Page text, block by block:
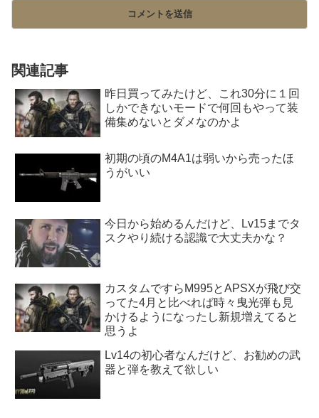
関連記事
昨日買ってみたけど、これ30分に１回
しかできないモードで何回もやって装
備集めないとダメなのかよ
初期の頃のM4A1は弱いから売ったほ
うがいい
今日から始めるんだけど、Lv15までタ
スクやり続ける認識で大丈夫かな？
カスタムですらM995とAPSXが飛び交
ってた4月と比べれば時々曳光弾も見
かけるようになったし新規増えてると
思うよ
Lv14の初心者なんだけど、お勧めの武
器と弾を教えて欲しい